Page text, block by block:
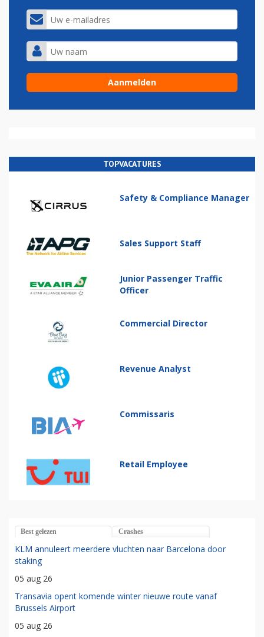
TOPVACATURES
Safety & Compliance Manager
Sales Support Staff
Junior Passenger Traffic
Officer
Commercial Director
Revenue Analyst
Commissaris
Retail Employee
Best gelezen Crashes
KLM annuleert meerdere vluchten naar Barcelona door
staking
05 aug 26
Transavia opent komende winter nieuwe route vanaf
Brussels Airport
05 aug 26